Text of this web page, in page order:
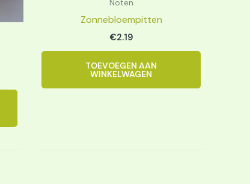
Noten
Zonnebloempitten
€2.19
TOEVOEGEN AAN
WINKELWAGEN